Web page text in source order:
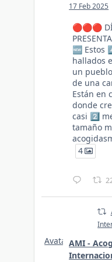
17 Feb 2025
🔴🔴🔴
🆕️ Estos
hallados
un
de una
Están en
donde
casi 2️⃣
tamaño
4
AvatarAMI -